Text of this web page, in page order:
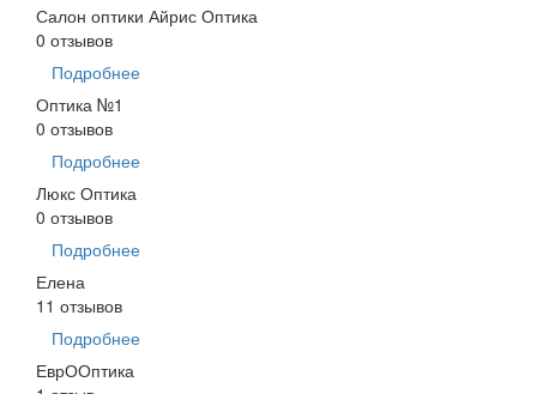
Салон оптики Айрис Оптика
0 отзывов
Подробнее
Оптика №1
0 отзывов
Подробнее
Люкс Оптика
0 отзывов
Подробнее
Елена
11 отзывов
Подробнее
ЕврООптика